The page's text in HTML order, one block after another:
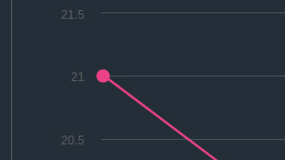
20.5
21
21.5